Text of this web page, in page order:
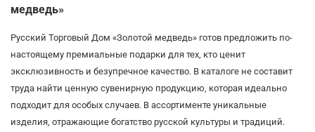
медведь»
Русский Торговый Дом «Золотой медведь» готов предложить по-
настоящему премиальные подарки для тех, кто ценит
эксклюзивность и безупречное качество. В каталоге не составит
труда найти ценную сувенирную продукцию, которая идеально
подходит для особых случаев. В ассортименте уникальные
изделия, отражающие богатство русской культуры и традиций.